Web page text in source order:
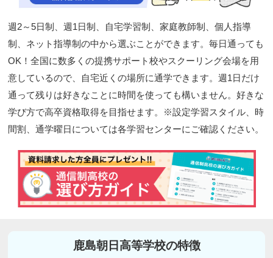
週2～5日制、週1日制、自宅学習制、家庭教師制、個人指導
制、ネット指導制の中から選ぶことができます。毎日通っても
OK！全国に数多くの提携サポート校やスクーリング会場を用
意しているので、自宅近くの場所に通学できます。週1日だけ
通って残りは好きなことに時間を使っても構いません。好きな
学び方で高卒資格取得を目指せます。※設定学習スタイル、時
間割、通学曜日については各学習センターにご確認ください。
鹿島朝日高等学校の特徴